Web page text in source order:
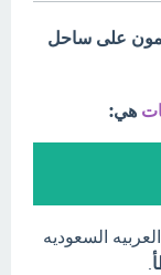
على ساحل
هي:
السعوديه